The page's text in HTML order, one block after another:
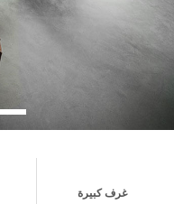
غرف كبيرة